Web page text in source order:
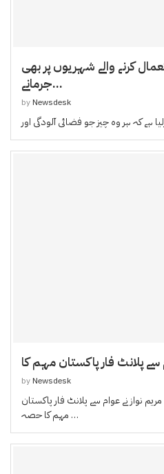
کرنے والے شہریوں پر بھی
جرمانے...
by Newsdesk
by Newsdesk
مریم نواز نے عوام سے پلانٹ فار پاکستان
مہم کا حصہ …